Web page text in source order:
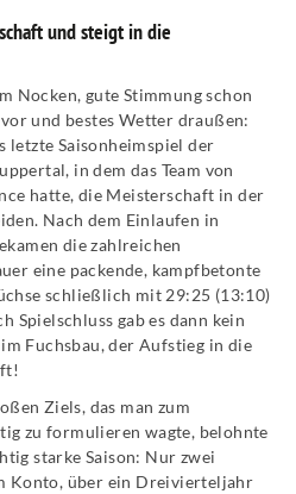
und steigt in die
Nocken, gute Stimmung schon
und bestes Wetter draußen:
letzte Saisonheimspiel der
in dem das Team von
hatte, die Meisterschaft in der
Nach dem Einlaufen in
die zahlreichen
eine packende, kampfbetonte
schließlich mit 29:25 (13:10)
Spielschluss gab es dann kein
Fuchsbau, der Aufstieg in die
Ziels, das man zum
zu formulieren wagte, belohnte
starke Saison: Nur zwei
Konto, über ein Dreivierteljahr